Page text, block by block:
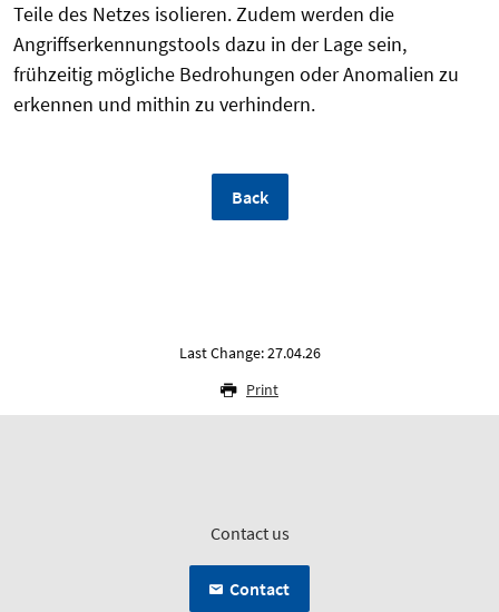
Teile des Netzes isolieren. Zudem werden die
Angriffserkennungstools dazu in der Lage sein,
frühzeitig mögliche Bedrohungen oder Anomalien zu
erkennen und mithin zu verhindern.
Back
Last Change: 27.04.26
Print
Contact us
Contact